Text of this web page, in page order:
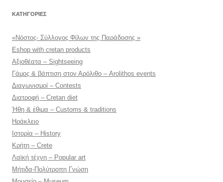
KΑΤΗΓΟΡΊΕΣ
«Νόστος- Σύλλογος Φίλων της Παράδοσης »
Eshop with cretan products
Αξιοθέατα – Sightseeing
Γάμος & βάπτιση στον Αρόλιθο – Arolithos events
Διαγωνισμοί – Contests
Διατροφή – Cretan diet
Ήθη & έθιμα – Customs & traditions
Ηράκλειο
Ιστορία – History
Κρήτη – Crete
Λαϊκή τέχνη – Popular art
Μήτιδα-Πολύτροπη Γνώση